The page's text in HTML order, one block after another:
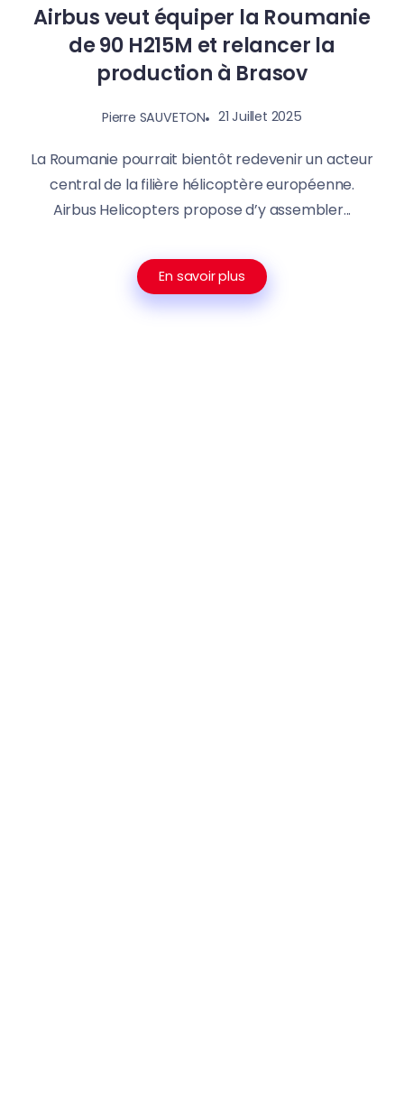
Airbus veut équiper la Roumanie
de 90 H215M et relancer la
production à Brasov
Pierre SAUVETON 21 Juillet 2025
La Roumanie pourrait bientôt redevenir un acteur
central de la filière hélicoptère européenne.
Airbus Helicopters propose d’y assembler...
En savoir plus